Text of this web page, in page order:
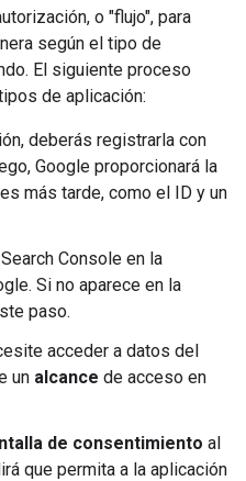
o "flujo", para
según el tipo de
El siguiente proceso
de aplicación:
deberás registrarla con
Google proporcionará la
más tarde, como el ID y un
Console en la
Si no aparece en la
paso.
acceder a datos del
un alcance de acceso en
de consentimiento al
que permita a la aplicación